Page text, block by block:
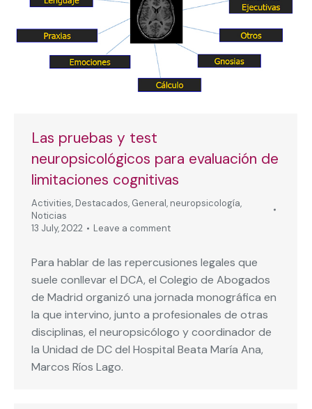
Las pruebas y test
neuropsicológicos para evaluación de
limitaciones cognitivas
Activities, Destacados, General, neuropsicología,
Noticias
13 July, 2022
Leave a comment
Para hablar de las repercusiones legales que
suele conllevar el DCA, el Colegio de Abogados
de Madrid organizó una jornada monográfica en
la que intervino, junto a profesionales de otras
disciplinas, el neuropsicólogo y coordinador de
la Unidad de DC del Hospital Beata María Ana,
Marcos Ríos Lago.